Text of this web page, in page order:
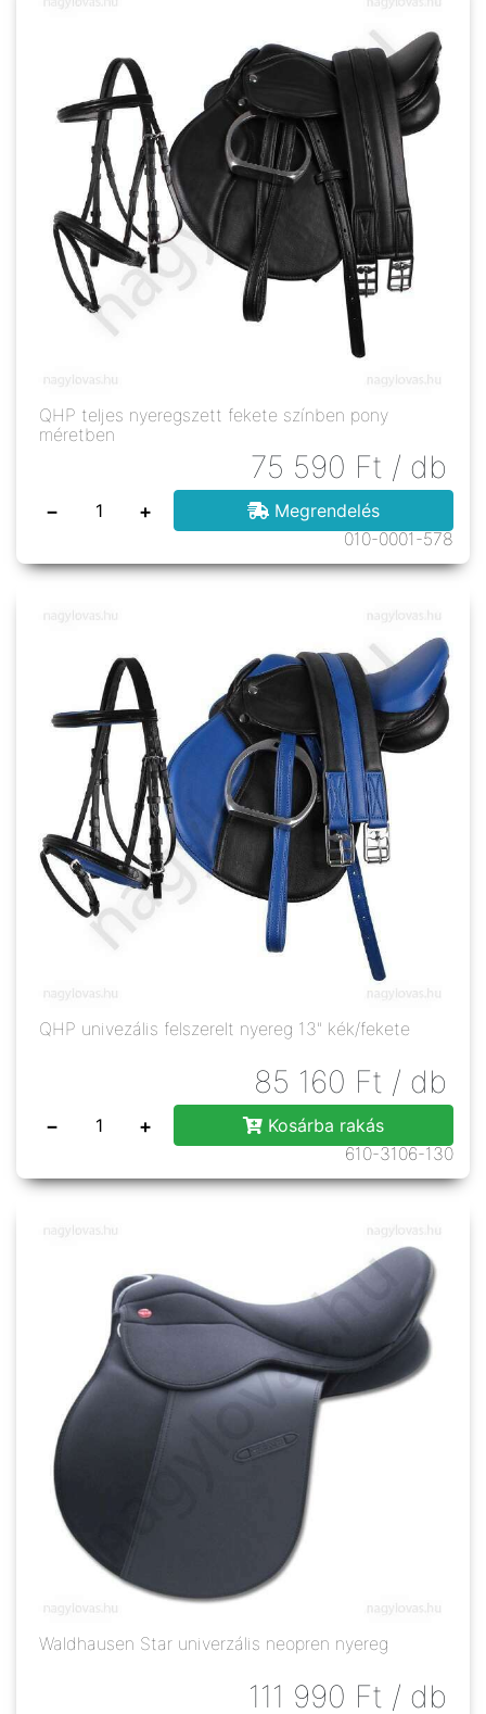
QHP teljes nyeregszett fekete színben pony
méretben
75 590 Ft / db
− +
Megrendelés
010-0001-578
QHP univezális felszerelt nyereg 13" kék/fekete
85 160 Ft / db
− +
Kosárba rakás
610-3106-130
Waldhausen Star univerzális neopren nyereg
111 990 Ft / db